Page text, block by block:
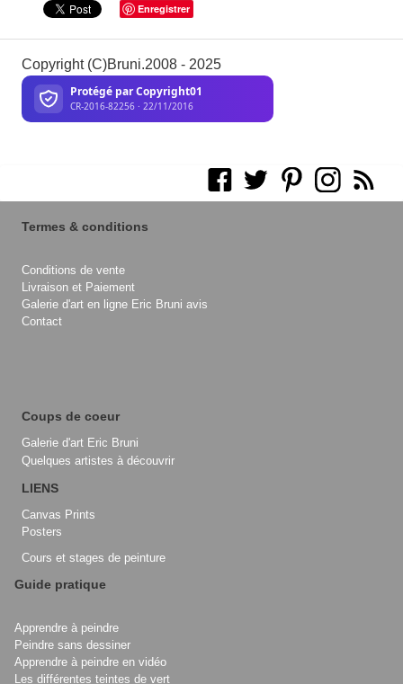
Enregistrer
Copyright (C)Bruni.2008 - 2025
Termes & conditions
Conditions de vente
Livraison et Paiement
Galerie d'art en ligne Eric Bruni avis
Contact
Coups de coeur
Galerie d'art Eric Bruni
Quelques artistes à découvrir
LIENS
Canvas Prints
Posters
Cours et stages de peinture
Guide pratique
Apprendre à peindre
Peindre sans dessiner
Apprendre à peindre en vidéo
Les différentes teintes de vert